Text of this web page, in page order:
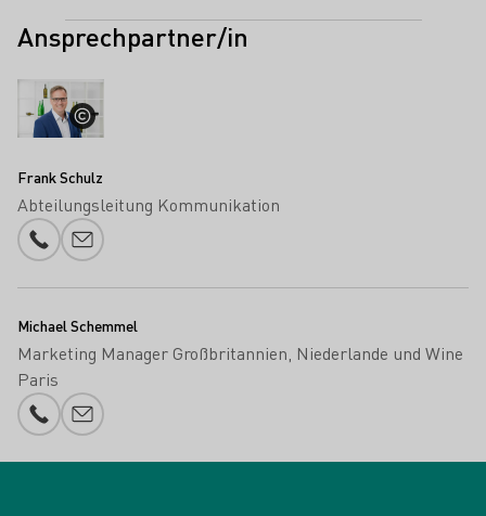
Ansprechpartner/in
Frank Schulz
Abteilungsleitung Kommunikation
Telefonnummer
E-Mail-Adresse
Michael Schemmel
Marketing Manager Großbritannien, Niederlande und Wine
Paris
Telefonnummer
E-Mail-Adresse